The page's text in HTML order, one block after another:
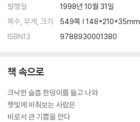
발행일
1998년 10월 31일
쪽수, 무게, 크기
549쪽 | 148*210*35mm
ISBN13
9788930001380
책 속으로
크낙한 슬픔 한덩이를 들고 나와
햇빛에 비춰보는 사람은
비로서 큰 기쁨을 안다